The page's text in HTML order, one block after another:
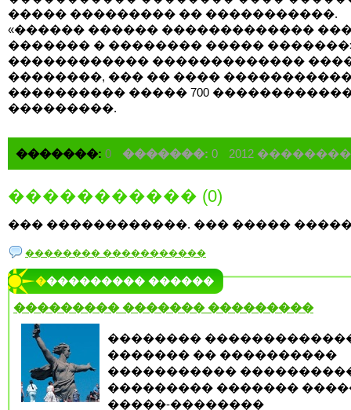
����� ��������� �� �����������.
«������ ������ �������������
������� � �������� �����
������������ �������������
��������, ��� �� ����
���������� ����� 700
���������.
�������: 0 �������: 0 2012
����������� (0)
��� ������������. ��� �����
�������� �����������
���������� ������
��������� ������� ���������
��������
������� �� ����������
�����������
��������� �������
�����-��������